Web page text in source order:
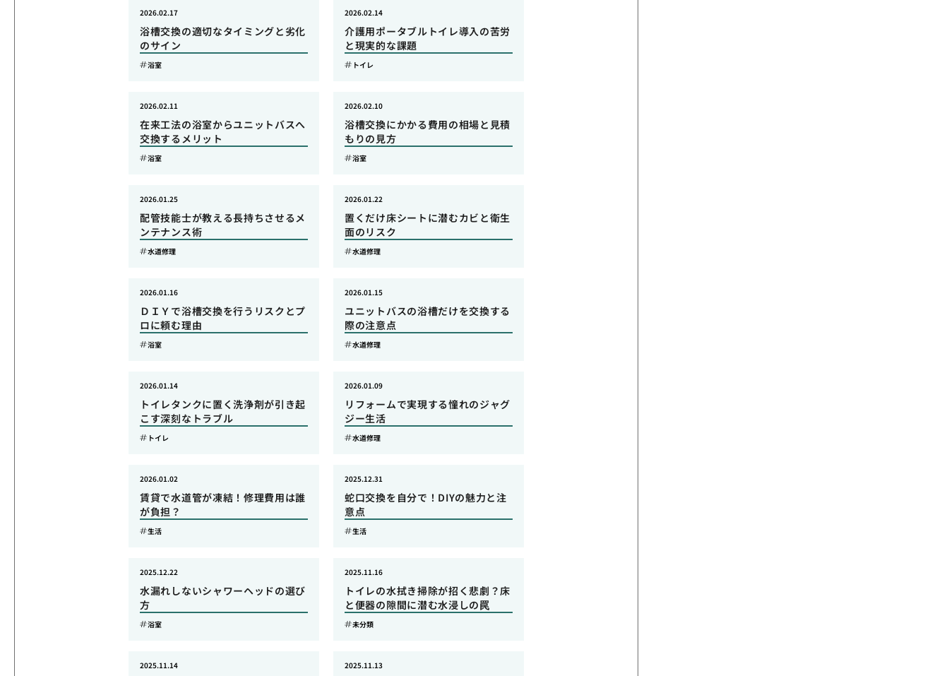
浴槽交換の適切なタイミングと劣化
のサイン
2026.02.17
浴室
介護用ポータブルトイレ導入の苦労
と現実的な課題
2026.02.14
トイレ
在来工法の浴室からユニットバスへ
交換するメリット
2026.02.11
浴室
浴槽交換にかかる費用の相場と見積
もりの見方
2026.02.10
浴室
配管技能士が教える長持ちさせるメ
ンテナンス術
2026.01.25
水道修理
置くだけ床シートに潜むカビと衛生
面のリスク
2026.01.22
水道修理
ＤＩＹで浴槽交換を行うリスクとプ
ロに頼む理由
2026.01.16
浴室
ユニットバスの浴槽だけを交換する
際の注意点
2026.01.15
水道修理
トイレタンクに置く洗浄剤が引き起
こす深刻なトラブル
2026.01.14
トイレ
リフォームで実現する憧れのジャグ
ジー生活
2026.01.09
水道修理
賃貸で水道管が凍結！修理費用は誰
が負担？
2026.01.02
生活
蛇口交換を自分で！DIYの魅力と注
意点
2025.12.31
生活
水漏れしないシャワーヘッドの選び
方
2025.12.22
浴室
トイレの水拭き掃除が招く悲劇？床
と便器の隙間に潜む水浸しの罠
2025.11.16
未分類
2025.11.14 2025.11.13